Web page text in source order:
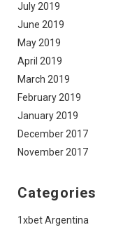
July 2019
June 2019
May 2019
April 2019
March 2019
February 2019
January 2019
December 2017
November 2017
Categories
1xbet Argentina